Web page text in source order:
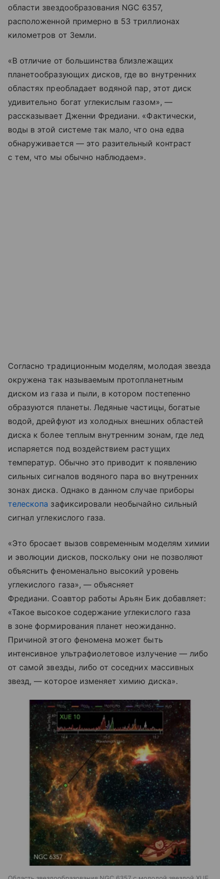
области звездообразования NGC 6357,
расположенной примерно в 53 триллионах
километров от Земли.
«В отличие от большинства близлежащих
планетообразующих дисков, где во внутренних
областях преобладает водяной пар, этот диск
удивительно богат углекислым газом», —
рассказывает Дженни Фредиани. «Фактически,
воды в этой системе так мало, что она едва
обнаруживается — это разительный контраст
с тем, что мы обычно наблюдаем».
Согласно традиционным моделям, молодая звезда
окружена так называемым протопланетным
диском из газа и пыли, в котором постепенно
образуются планеты. Ледяные частицы, богатые
водой, дрейфуют из холодных внешних областей
диска к более теплым внутренним зонам, где лед
испаряется под воздействием растущих
температур. Обычно это приводит к появлению
сильных сигналов водяного пара во внутренних
зонах диска. Однако в данном случае приборы
телескопа зафиксировали необычайно сильный
сигнал углекислого газа.
«Это бросает вызов современным моделям химии
и эволюции дисков, поскольку они не позволяют
объяснить феноменально высокий уровень
углекислого газа», — объясняет
Фредиани. Соавтор работы Арьян Бик добавляет:
«Такое высокое содержание углекислого газа
в зоне формирования планет неожиданно.
Причиной этого феномена может быть
интенсивное ультрафиолетовое излучение — либо
от самой звезды, либо от соседних массивных
звезд, — которое изменяет химию диска».